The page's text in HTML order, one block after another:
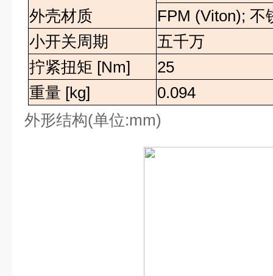
外壳材质
FPM (Viton);不
小开关周期
五千万
拧紧扭矩 [Nm]
25
重量 [kg]
0.094
外形结构(单位:mm)